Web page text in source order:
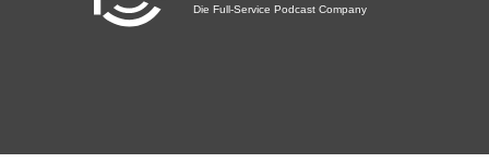
Instagram: https://www.instagram.com/sophia.hoge/